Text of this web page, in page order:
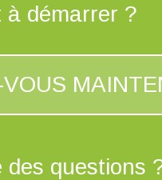
à démarrer ?
des questions